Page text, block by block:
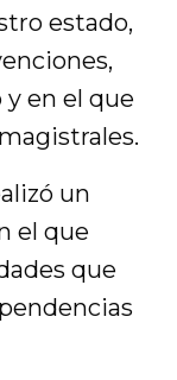
estado,
en el que
un
el que
que